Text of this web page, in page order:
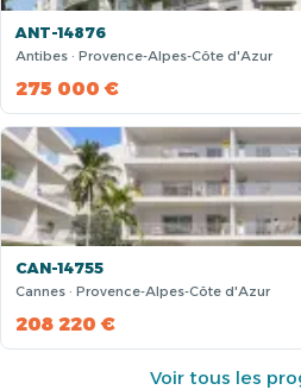
ANT-14876
Antibes · Provence-Alpes-Côte d'Azur
275 000 €
CAN-14755
Cannes · Provence-Alpes-Côte d'Azur
208 220 €
Voir tous les